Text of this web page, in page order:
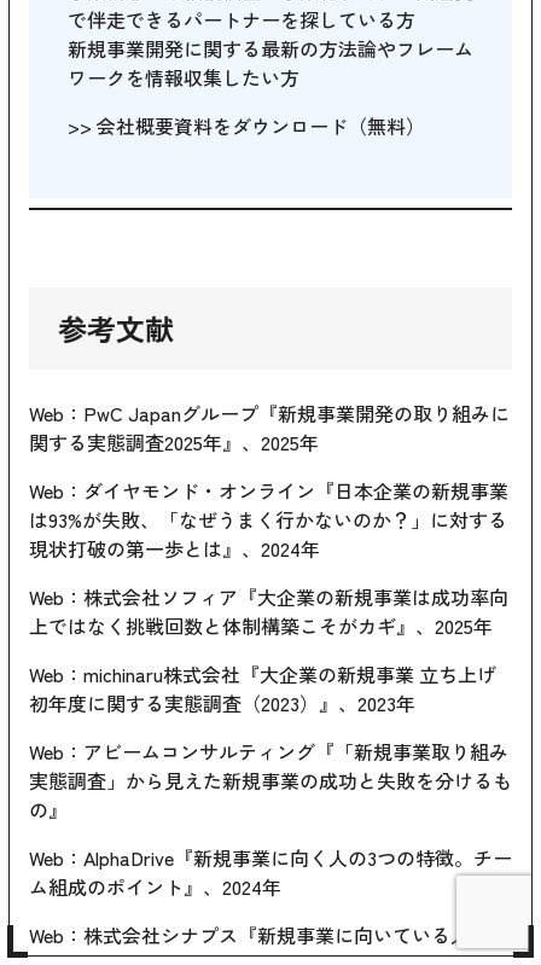
で伴走できるパートナーを探している方
新規事業開発に関する最新の方法論やフレーム
ワークを情報収集したい方
>> 会社概要資料をダウンロード（無料）
参考文献
Web：PwC Japanグループ 『新規事業開発の取り組みに
関する実態調査2025年』 、2025年
Web：ダイヤモンド・オンライン 『日本企業の新規事業
は93%が失敗、「なぜうまく行かないのか？」に対する
現状打破の第一歩とは』 、2024年
Web：株式会社ソフィア 『大企業の新規事業は成功率向
上ではなく挑戦回数と体制構築こそがカギ』 、2025年
Web：michinaru株式会社 『大企業の新規事業 立ち上げ
初年度に関する実態調査（2023）』 、2023年
Web：アビームコンサルティング 『「新規事業取り組み
実態調査」から見えた新規事業の成功と失敗を分けるも
の』
Web：AlphaDrive 『新規事業に向く人の3つの特徴。チー
ム組成のポイント』 、2024年
Web：株式会社シナプス 『新規事業に向いている人はこ